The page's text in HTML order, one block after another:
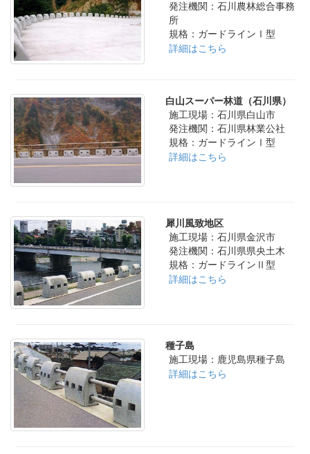
発注機関：石川農林総合事務
所
規格：ガードラインⅠ型
詳細はこちら
白山スーパー林道（石川県）
施工現場：石川県白山市
発注機関：石川県林業公社
規格：ガードラインⅠ型
詳細はこちら
犀川風致地区
施工現場：石川県金沢市
発注機関：石川県県央土木
規格：ガードラインⅡ型
詳細はこちら
種子島
施工現場：鹿児島県種子島
詳細はこちら